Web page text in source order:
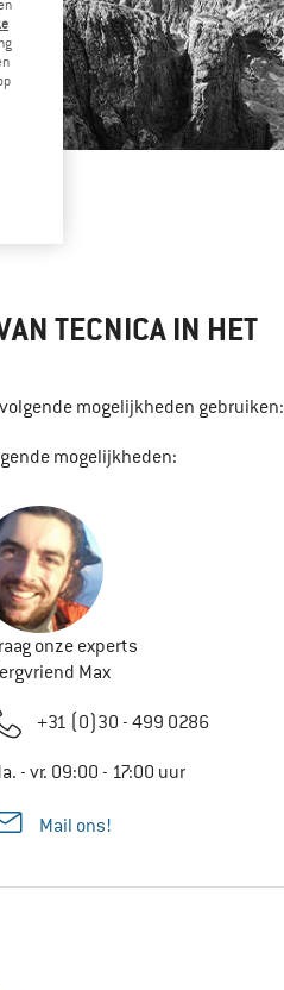
TECNICA IN HET
mogelijkheden gebruiken:
mogelijkheden:
onze experts
Max
+31 (0)30 - 499 0286
- vr. 09:00 - 17:00 uur
Mail ons!